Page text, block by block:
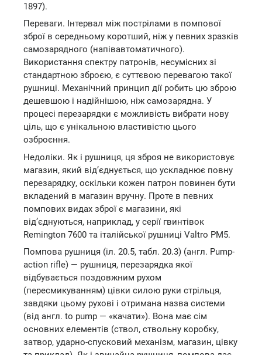
1897).
Переваги. Інтервал між пострілами в помпової
зброї в середньому коротший, ніж у певних зразків
самозарядного (напівавтоматичного).
Використання спектру патронів, несумісних зі
стандартною зброєю, є суттєвою перевагою такої
рушниці. Механічний принцип дії робить цю зброю
дешевшою і надійнішою, ніж самозарядна. У
процесі перезарядки є можливість вибрати нову
ціль, що є унікальною властивістю цього
озброєння.
Недоліки. Як і рушниця, ця зброя не використовує
магазин, який від’єднується, що ускладнює повну
перезарядку, оскільки кожен патрон повинен бути
вкладений в магазин вручну. Проте в певних
помпових видах зброї є магазини, які
від’єднуються, наприклад, у серії гвинтівок
Remington 7600 та італійської рушниці Valtro РМ5.
Помпова рушниця (іл. 20.5, табл. 20.3) (англ. Pump-
action rifle) — рушниця, перезарядка якої
відбувається поздовжним рухом
(пересмикуванням) цівки силою руки стрільця,
завдяки цьому рухові і отримана назва системи
(від англ. to pump — «качати»). Вона має сім
основних елементів (ствол, ствольну коробку,
затвор, ударно-спусковий механізм, магазин, цівку